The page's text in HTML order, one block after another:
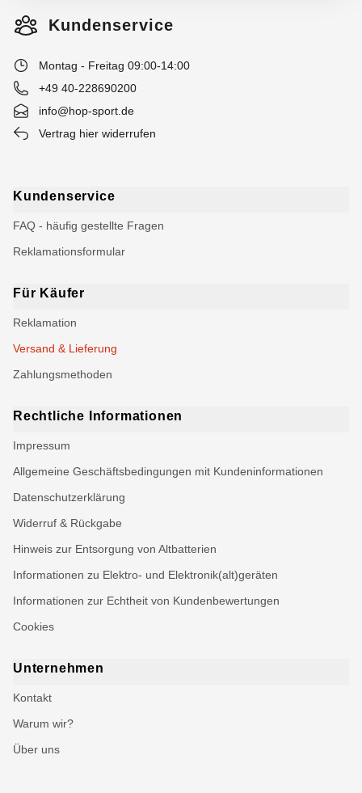
Kundenservice
Montag - Freitag 09:00-14:00
+49 40-228690200
info@hop-sport.de
Vertrag hier widerrufen
Kundenservice
FAQ - häufig gestellte Fragen
Reklamationsformular
Für Käufer
Reklamation
Versand & Lieferung
Zahlungsmethoden
Rechtliche Informationen
Impressum
Allgemeine Geschäftsbedingungen mit Kundeninformationen
Datenschutzerklärung
Widerruf & Rückgabe
Hinweis zur Entsorgung von Altbatterien
Informationen zu Elektro- und Elektronik(alt)geräten
Informationen zur Echtheit von Kundenbewertungen
Cookies
Unternehmen
Kontakt
Warum wir?
Über uns